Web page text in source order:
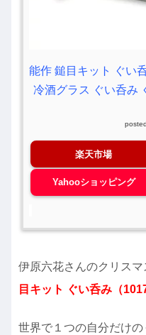
能作 鎚目キット ぐい
冷酒グラス ぐい呑み
楽天市場
Yahooショッピング
伊原六花さんのクリス
目キット ぐい呑み（
世界で１つの自分だけの